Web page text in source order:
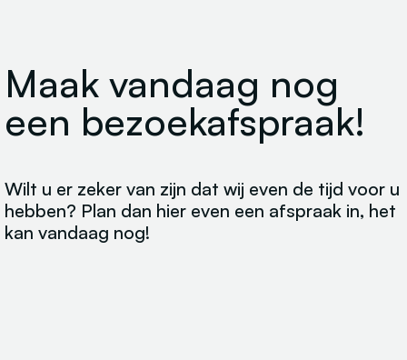
Maak vandaag nog
een bezoekafspraak!
Wilt u er zeker van zijn dat wij even de tijd voor u
hebben? Plan dan hier even een afspraak in, het
kan vandaag nog!